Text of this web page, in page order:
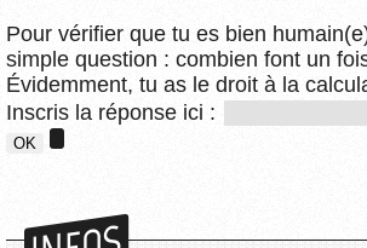
Pour vérifier que tu es bien
simple question : combien font un
Évidemment, tu as le droit à la
Inscris la réponse ici :